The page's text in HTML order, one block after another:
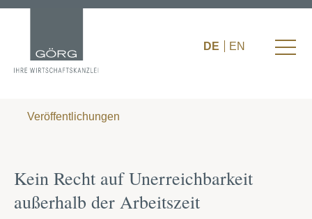
DE EN
Veröffentlichungen
Kein Recht auf Unerreichbarkeit
außerhalb der Arbeitszeit